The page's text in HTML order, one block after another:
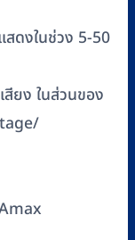
สดงในช่วง 5-50
สียง ในส่วนของ